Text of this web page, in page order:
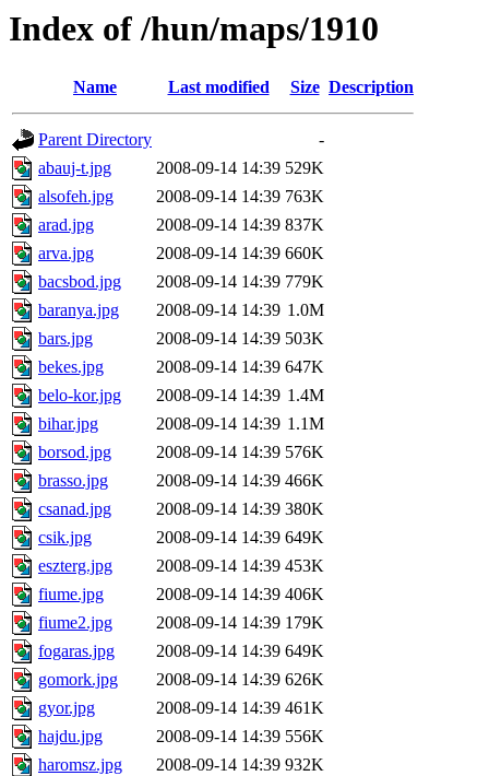
Index of /hun/maps/1910
Name Last modified Size Description
Parent Directory
-
abauj-t.jpg
2008-09-14 14:39 529K
alsofeh.jpg
2008-09-14 14:39 763K
arad.jpg
2008-09-14 14:39 837K
arva.jpg
2008-09-14 14:39 660K
bacsbod.jpg
2008-09-14 14:39 779K
baranya.jpg
2008-09-14 14:39 1.0M
bars.jpg
2008-09-14 14:39 503K
bekes.jpg
2008-09-14 14:39 647K
belo-kor.jpg
2008-09-14 14:39 1.4M
bihar.jpg
2008-09-14 14:39 1.1M
borsod.jpg
2008-09-14 14:39 576K
brasso.jpg
2008-09-14 14:39 466K
csanad.jpg
2008-09-14 14:39 380K
csik.jpg
2008-09-14 14:39 649K
eszterg.jpg
2008-09-14 14:39 453K
fiume.jpg
2008-09-14 14:39 406K
fiume2.jpg
2008-09-14 14:39 179K
fogaras.jpg
2008-09-14 14:39 649K
gomork.jpg
2008-09-14 14:39 626K
gyor.jpg
2008-09-14 14:39 461K
hajdu.jpg
2008-09-14 14:39 556K
haromsz.jpg
2008-09-14 14:39 932K